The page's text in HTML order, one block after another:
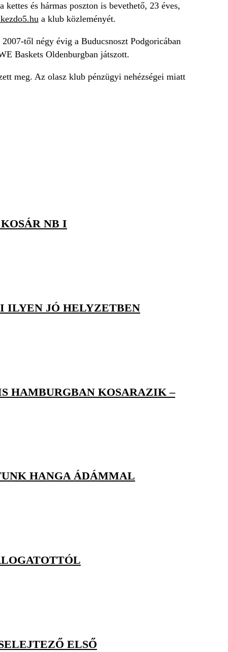
és hármas poszton is bevethető, 23 éves,
kezdo5.hua klub közleményét.
től négy évig a Buducsnoszt Podgoricában
Baskets Oldenburgban játszott.
meg. Az olasz klub pénzügyi nehézségei miatt
NB I
ILYEN JÓ HELYZETBEN
HAMBURGBAN KOSARAZIK –
HANGA ÁDÁMMAL
ELSŐ